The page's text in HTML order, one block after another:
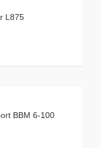
L875
BBM 6-100